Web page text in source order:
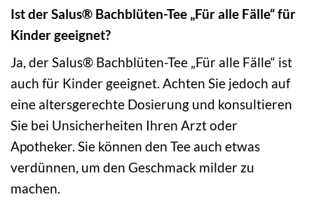
Ist der Salus® Bachblüten-Tee „Für alle Fälle“ für
Kinder geeignet?
Ja, der Salus® Bachblüten-Tee „Für alle Fälle“ ist
auch für Kinder geeignet. Achten Sie jedoch auf
eine altersgerechte Dosierung und konsultieren
Sie bei Unsicherheiten Ihren Arzt oder
Apotheker. Sie können den Tee auch etwas
verdünnen, um den Geschmack milder zu
machen.